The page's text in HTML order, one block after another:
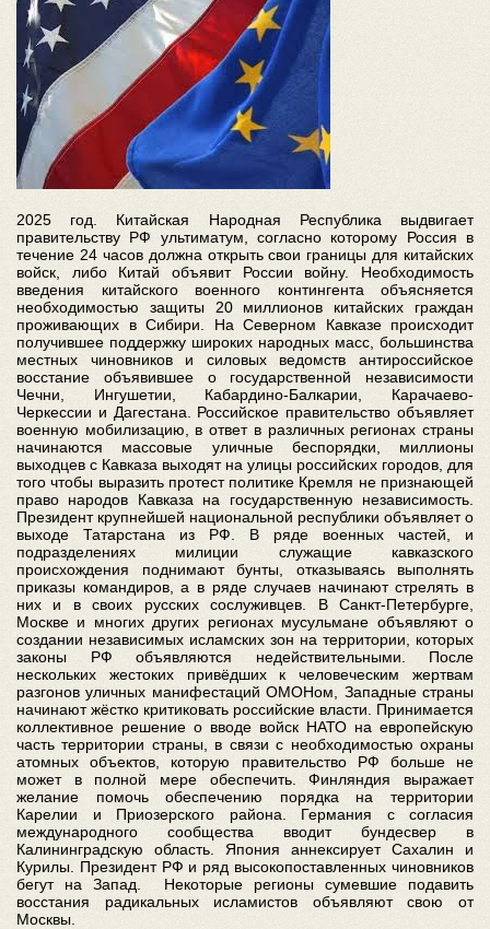
2025 год. Китайская Народная Республика выдвигает
правительству РФ ультиматум, согласно которому Россия в
течение 24 часов должна открыть свои границы для китайских
войск, либо Китай объявит России войну. Необходимость
введения китайского военного контингента объясняется
необходимостью защиты 20 миллионов китайских граждан
проживающих в Сибири. На Северном Кавказе происходит
получившее поддержку широких народных масс, большинства
местных чиновников и силовых ведомств антироссийское
восстание объявившее о государственной независимости
Чечни, Ингушетии, Кабардино-Балкарии, Карачаево-
Черкессии и Дагестана. Российское правительство объявляет
военную мобилизацию, в ответ в различных регионах страны
начинаются массовые уличные беспорядки, миллионы
выходцев с Кавказа выходят на улицы российских городов, для
того чтобы выразить протест политике Кремля не признающей
право народов Кавказа на государственную независимость.
Президент крупнейшей национальной республики объявляет о
выходе Татарстана из РФ. В ряде военных частей, и
подразделениях милиции служащие кавказского
происхождения поднимают бунты, отказываясь выполнять
приказы командиров, а в ряде случаев начинают стрелять в
них и в своих русских сослуживцев. В Санкт-Петербурге,
Москве и многих других регионах мусульмане объявляют о
создании независимых исламских зон на территории, которых
законы РФ объявляются недействительными. После
нескольких жестоких привёдших к человеческим жертвам
разгонов уличных манифестаций ОМОНом, Западные страны
начинают жёстко критиковать российские власти. Принимается
коллективное решение о вводе войск НАТО на европейскую
часть территории страны, в связи с необходимостью охраны
атомных объектов, которую правительство РФ больше не
может в полной мере обеспечить. Финляндия выражает
желание помочь обеспечению порядка на территории
Карелии и Приозерского района. Германия с согласия
международного сообщества вводит бундесвер в
Калининградскую область. Япония аннексирует Сахалин и
Курилы. Президент РФ и ряд высокопоставленных чиновников
бегут на Запад. Некоторые регионы сумевшие подавить
восстания радикальных исламистов объявляют свою от
Москвы.